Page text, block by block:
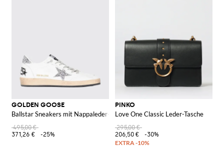
GOLDEN GOOSE
Ballstar Sneakers mit Nappaleder-Obermaterial und Glitterstern
495,00 €
371,26 €
-25%
PINKO
Love One Classic Leder-Tasche
295,00 €
206,50 €
-30%